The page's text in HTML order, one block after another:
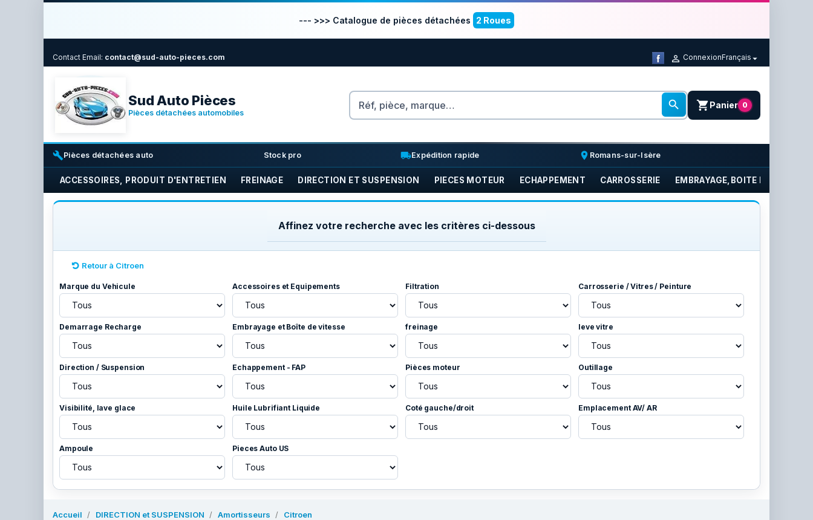
--- >>> Catalogue de pièces détachées 2 Roues
Contact Email: contact@sud-auto-pieces.com  ConnexionFrançais
Sud Auto Pièces
Pièces détachées automobiles
Rechercher
 shopping_cartPanier 0
buildPièces détachées auto inventory_2
Stock pro local_shippingExpédition rapide place Romans-sur-Isère
ACCESSOIRES, PRODUIT D'ENTRETIEN FREINAGE DIRECTION ET SUSPENSION PIECES MOTEUR ECHAPPEMENT CARROSSERIE EMBRAYAGE,BOITE DE
Affinez votre recherche avec les critères ci-dessous
Retour à Citroen
Marque du Vehicule Accessoires et Equipements Filtration Carrosserie / Vitres / Peinture
Demarrage Recharge Embrayage et Boîte de vitesse freinage leve vitre
Direction / Suspension Echappement - FAP Pièces moteur Outillage
Visibilité, lave glace Huile Lubrifiant Liquide Coté gauche/droit Emplacement AV/ AR
Ampoule Pieces Auto US
Accueil DIRECTION et SUSPENSION Amortisseurs Citroen